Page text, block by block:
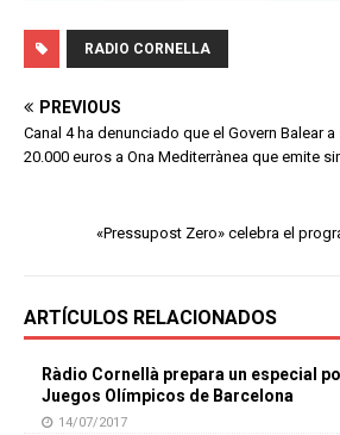
RADIO CORNELLA
PREVIOUS
Canal 4 ha denunciado que el Govern Balear
20.000 euros a Ona Mediterrànea que emite
«Pressupost Zero» celebra el
ARTÍCULOS RELACIONADOS
Ràdio Cornellà prepara un especial
Juegos Olímpicos de Barcelona
14/07/2017